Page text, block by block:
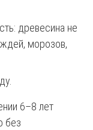
древесина не
морозов,
6–8 лет
без